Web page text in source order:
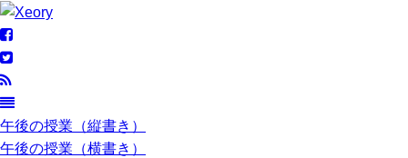
午後の授業（縦書き）
午後の授業（横書き）